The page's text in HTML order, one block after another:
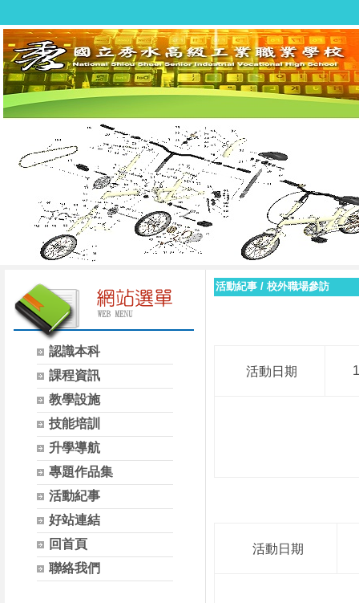
認識本科
課程資訊
教學設施
技能培訓
升學導航
專題作品集
活動紀事
好站連結
回首頁
聯絡我們
活動紀事 / 校外職場參訪
活動日期
活動日期